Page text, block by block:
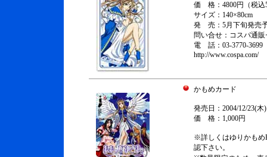
価 格：4800円（税込
サイズ：140×80cm
発 売：5月下旬発売
問い合せ：コスパ通
電 話：03-3770-3699
http://www.cospa.com/
かもめカード
発売日：2004/12/23(木)
価 格：1,000円
※詳しくはゆりかもめ
認下さい。